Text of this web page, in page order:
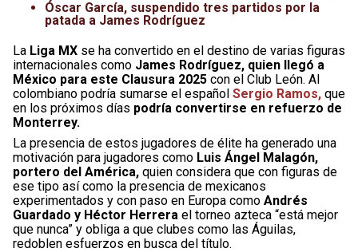
Óscar García, suspendido tres partidos por la
patada a James Rodríguez
La Liga MX se ha convertido en el destino de varias figuras
internacionales como James Rodríguez, quien llegó a
México para este Clausura 2025 con el Club León. Al
colombiano podría sumarse el español Sergio Ramos, que
en los próximos días podría convertirse en refuerzo de
Monterrey.
La presencia de estos jugadores de élite ha generado una
motivación para jugadores como Luis Ángel Malagón,
portero del América, quien considera que con figuras de
ese tipo así como la presencia de mexicanos
experimentados y con paso en Europa como Andrés
Guardado y Héctor Herrera el torneo azteca “está mejor
que nunca” y obliga a que clubes como las Águilas,
redoblen esfuerzos en busca del título.